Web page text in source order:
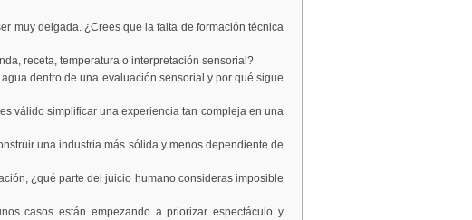
muy delgada. ¿Crees que la falta de formación técnica
receta, temperatura o interpretación sensorial?
dentro de una evaluación sensorial y por qué sigue
válido simplificar una experiencia tan compleja en una
una industria más sólida y menos dependiente de
¿qué parte del juicio humano consideras imposible
casos están empezando a priorizar espectáculo y